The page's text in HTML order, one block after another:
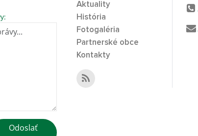
Odoslať
Aktuality
História
Fotogaléria
Partnerské obce
Kontakty